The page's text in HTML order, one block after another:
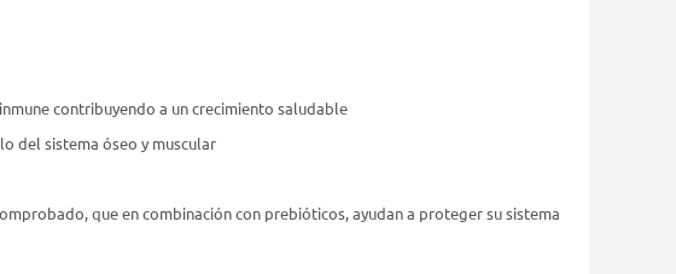
contribuyendo a un crecimiento saludable
del sistema óseo y muscular
que en combinación con prebióticos, ayudan a proteger su sistema